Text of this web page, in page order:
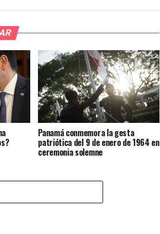
Panamá conmemora la gesta
patriótica del 9 de enero de 1964 en
ceremonia solemne